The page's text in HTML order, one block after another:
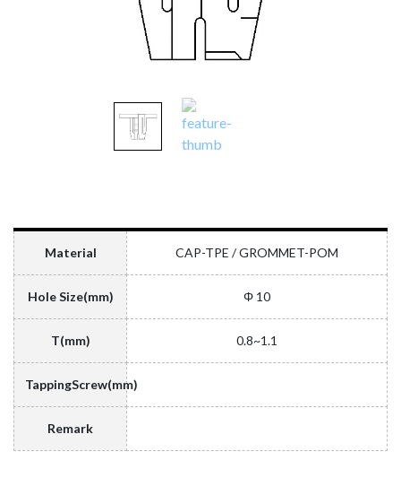
Material CAP-TPE / GROMMET-POM
Hole Size(mm) Φ 10
T(mm) 0.8~1.1
TappingScrew(mm)
Remark